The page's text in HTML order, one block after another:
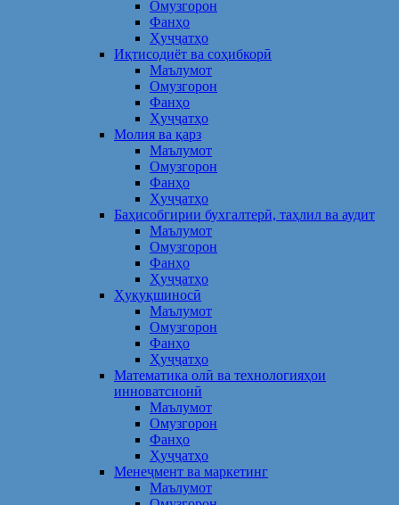
Омузгорон
Фанҳо
Ҳуҷҷатҳо
Иқтисодиёт ва соҳибкорӣ
Маълумот
Омузгорон
Фанҳо
Ҳуҷҷатҳо
Молия ва қарз
Маълумот
Омузгорон
Фанҳо
Ҳуҷҷатҳо
Баҳисобгирии бухгалтерӣ, таҳлил ва аудит
Маълумот
Омузгорон
Фанҳо
Ҳуҷҷатҳо
Ҳуқуқшиносӣ
Маълумот
Омузгорон
Фанҳо
Ҳуҷҷатҳо
Математика олӣ ва технологияҳои
инноватсионӣ
Маълумот
Омузгорон
Фанҳо
Ҳуҷҷатҳо
Менеҷмент ва маркетинг
Маълумот